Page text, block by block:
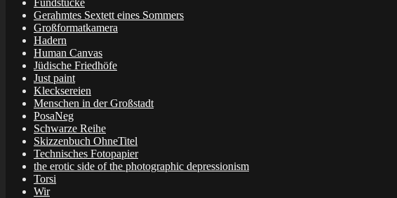
Gerahmtes Sextett eines Sommers
Großformatkamera
Hadern
Human Canvas
Jüdische Friedhöfe
Just paint
Klecksereien
Menschen in der Großstadt
PosaNeg
Schwarze Reihe
Skizzenbuch OhneTitel
Technisches Fotopapier
the erotic side of the photographic depressionism
Torsi
Wir